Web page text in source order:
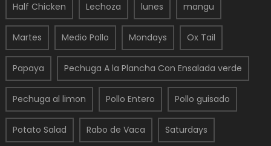
Half Chicken Lechoza lunes mangu
Martes Medio Pollo Mondays Ox Tail
Papaya Pechuga A la Plancha Con Ensalada verde
Pechuga al limon Pollo Entero Pollo guisado
Potato Salad Rabo de Vaca Saturdays